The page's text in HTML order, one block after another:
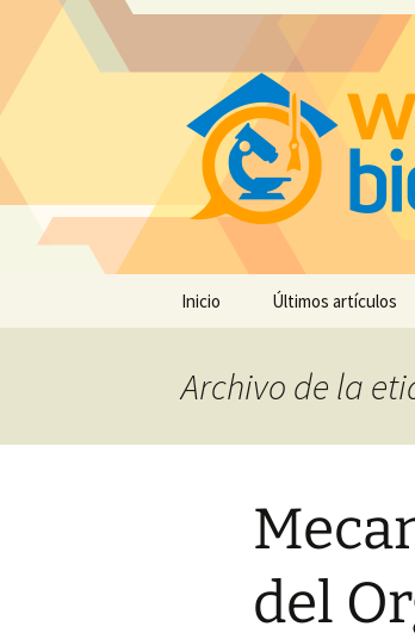
Inicio Últimos artículos
Archivo de la
del